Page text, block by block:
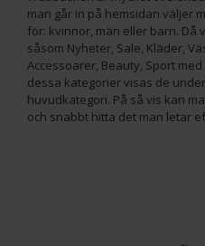
man går in på hemsidan väljer
för: kvinnor, män eller barn.
såsom Nyheter, Sale, Kläder,
Accessoarer, Beauty, Sport
dessa kategorier visas de
huvudkategori. På så vis kan
och snabbt hitta det man letar